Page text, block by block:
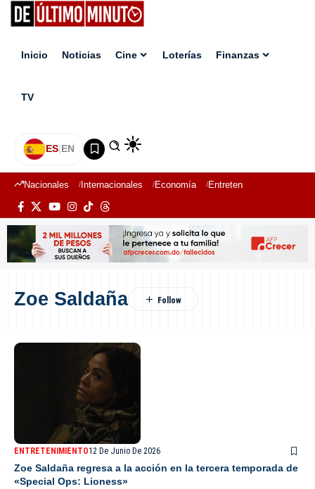
Inicio Noticias Cine Loterías Finanzas
TV
ES|EN
Nacionales Internacionales Economía Entretenimiento
Zoe Saldaña
ENTRETENIMIENTO12 De Junio De 2026
Zoe Saldaña regresa a la acción en la tercera temporada de
«Special Ops: Lioness»